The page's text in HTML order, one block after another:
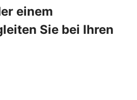
einem
Sie bei Ihren